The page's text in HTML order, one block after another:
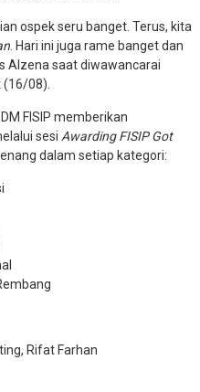
ospek seru banget. Terus, kita
. Hari ini juga rame banget dan
Alzena saat diwawancarai
08).
FISIP memberikan
sesi Awarding FISIP Got
dalam setiap kategori:
Rifat Farhan